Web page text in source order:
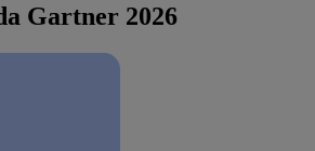
Gartner 2026